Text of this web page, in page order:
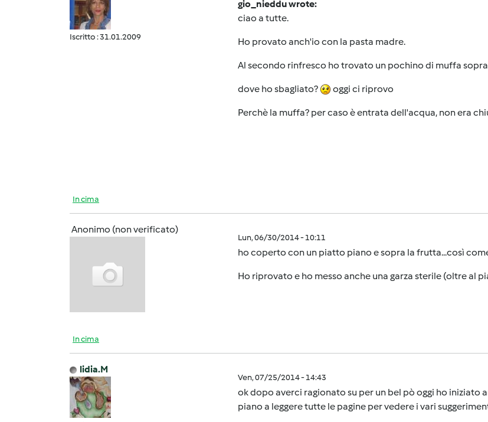
Iscritto : 31.01.2009
gio_nieddu wrote:
ciao a tutte.
Ho provato anch'io con la pasta madre.
Al secondo rinfresco ho trovato un pochino di muffa sopra
dove ho sbagliato? oggi ci riprovo
Perchè la muffa? per caso è entrata dell'acqua, non era
In cima
Anonimo (non verificato)
Lun, 06/30/2014 - 10:11
ho coperto con un piatto piano e sopra la frutta...così
Ho riprovato e ho messo anche una garza sterile (oltre al
In cima
lidia.M
Ven, 07/25/2014 - 14:43
ok dopo averci ragionato su per un bel pò oggi ho iniziato
piano a leggere tutte le pagine per vedere i vari